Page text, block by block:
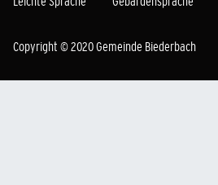
Copyright © 2020 Gemeinde Biederbach